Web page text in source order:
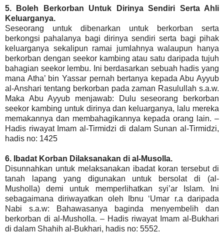
5. Boleh Berkorban Untuk Dirinya Sendiri Serta Ahli
Keluarganya.
Seseorang untuk dibenarkan untuk berkorban serta
berkongsi pahalanya bagi dirinya sendiri serta bagi pihak
keluarganya sekalipun ramai jumlahnya walaupun hanya
berkorban dengan seekor kambing atau satu daripada tujuh
bahagian seekor lembu. Ini berdasarkan sebuah hadis yang
mana Atha’ bin Yassar pernah bertanya kepada Abu Ayyub
al-Anshari tentang berkorban pada zaman Rasulullah s.a.w.
Maka Abu Ayyub menjawab: Dulu seseorang berkorban
seekor kambing untuk dirinya dan keluarganya, lalu mereka
memakannya dan membahagikannya kepada orang lain. –
Hadis riwayat Imam al-Tirmidzi di dalam Sunan al-Tirmidzi,
hadis no: 1425
6. Ibadat Korban Dilaksanakan di al-Musolla.
Disunnahkan untuk melaksanakan ibadat koran tersebut di
tanah lapang yang digunakan untuk bersolat di (al-
Musholla) demi untuk memperlihatkan syi’ar Islam. Ini
sebagaimana diriwayatkan oleh Ibnu ‘Umar r.a daripada
Nabi s.a.w: Bahawasanya baginda menyembelih dan
berkorban di al-Musholla. – Hadis riwayat Imam al-Bukhari
di dalam Shahih al-Bukhari, hadis no: 5552.